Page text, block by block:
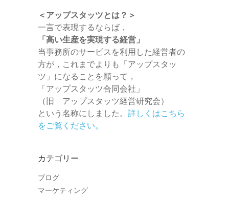
＜アップスタッツとは？＞
一言で表現するならば，
「高い生産を実現する経営」
当事務所のサービスを利用した経営者の
方が，これまでよりも「アップスタッ
ツ」になることを願って，
「アップスタッツ合同会社」
（旧 アップスタッツ経営研究会）
という名称にしました。 詳しくはこちら
をご覧ください。
カテゴリー
ブログ
マーケティング